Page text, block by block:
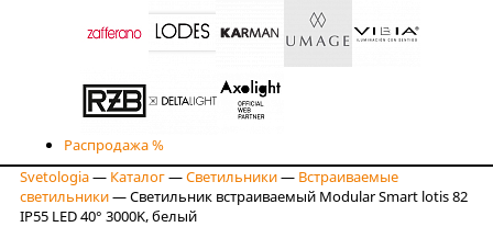
Распродажа %
Svetologia— Каталог—Светильники— Встраиваемые
светильники—Светильник встраиваемый Modular Smart lotis 82
IP55 LED 40° 3000K, белый